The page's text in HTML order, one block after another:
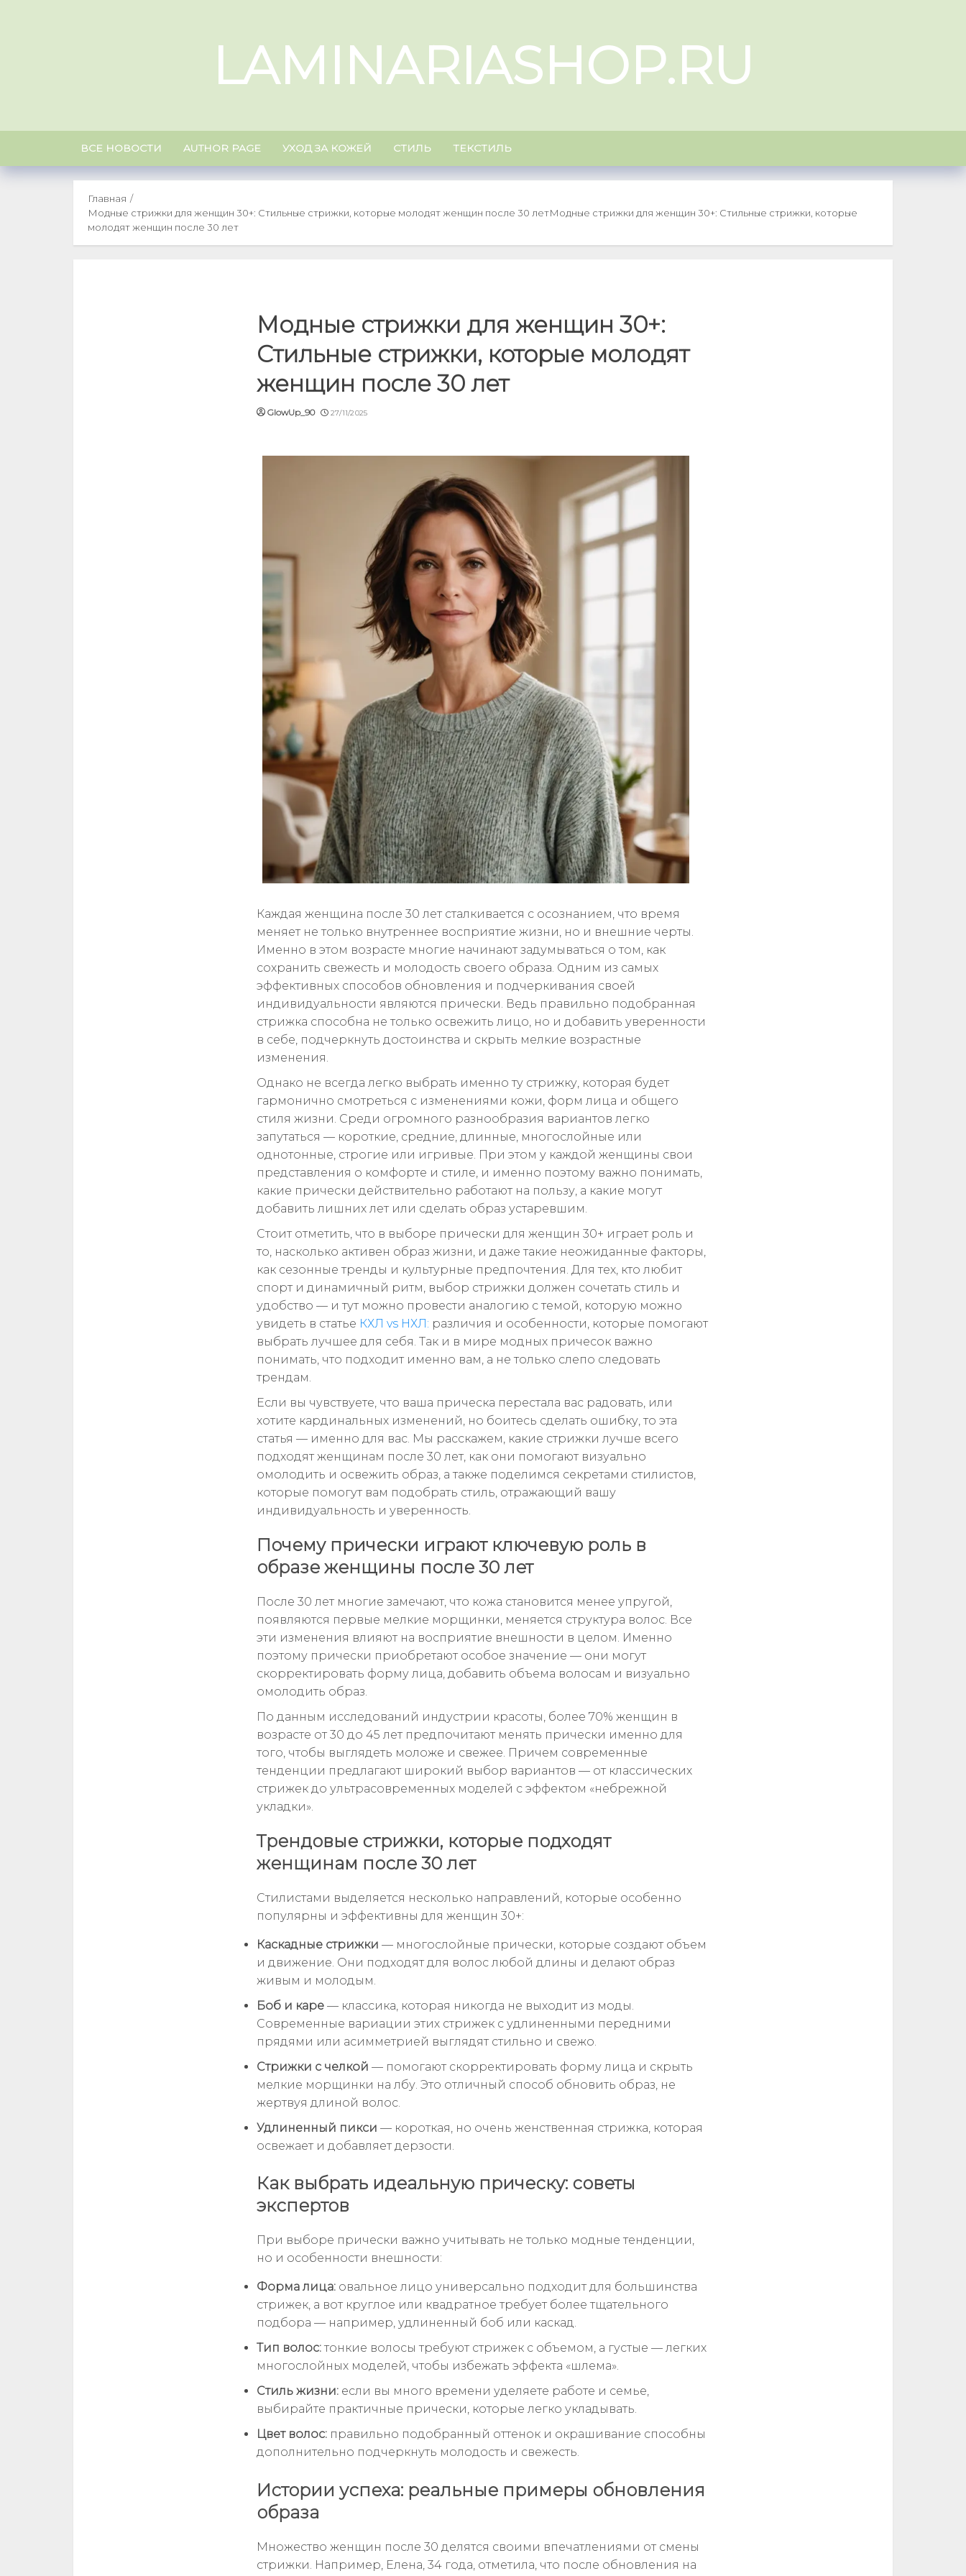
LAMINARIASHOP.RU
ВСЕ НОВОСТИ AUTHOR PAGE УХОД ЗА КОЖЕЙ СТИЛЬ ТЕКСТИЛЬ
Главная
Модные стрижки для женщин 30+: Стильные стрижки, которые молодят женщин после 30 летМодные стрижки для женщин 30+: Стильные стрижки, которые
молодят женщин после 30 лет
Модные стрижки для женщин 30+:
Стильные стрижки, которые молодят
женщин после 30 лет
GlowUp_90 27/11/2025
Каждая женщина после 30 лет сталкивается с осознанием, что время
меняет не только внутреннее восприятие жизни, но и внешние черты.
Именно в этом возрасте многие начинают задумываться о том, как
сохранить свежесть и молодость своего образа. Одним из самых
эффективных способов обновления и подчеркивания своей
индивидуальности являются прически. Ведь правильно подобранная
стрижка способна не только освежить лицо, но и добавить уверенности
в себе, подчеркнуть достоинства и скрыть мелкие возрастные
изменения.
Однако не всегда легко выбрать именно ту стрижку, которая будет
гармонично смотреться с изменениями кожи, форм лица и общего
стиля жизни. Среди огромного разнообразия вариантов легко
запутаться — короткие, средние, длинные, многослойные или
однотонные, строгие или игривые. При этом у каждой женщины свои
представления о комфорте и стиле, и именно поэтому важно понимать,
какие прически действительно работают на пользу, а какие могут
добавить лишних лет или сделать образ устаревшим.
Стоит отметить, что в выборе прически для женщин 30+ играет роль и
то, насколько активен образ жизни, и даже такие неожиданные факторы,
как сезонные тренды и культурные предпочтения. Для тех, кто любит
спорт и динамичный ритм, выбор стрижки должен сочетать стиль и
удобство — и тут можно провести аналогию с темой, которую можно
увидеть в статье КХЛ vs НХЛ: различия и особенности, которые помогают
выбрать лучшее для себя. Так и в мире модных причесок важно
понимать, что подходит именно вам, а не только слепо следовать
трендам.
Если вы чувствуете, что ваша прическа перестала вас радовать, или
хотите кардинальных изменений, но боитесь сделать ошибку, то эта
статья — именно для вас. Мы расскажем, какие стрижки лучше всего
подходят женщинам после 30 лет, как они помогают визуально
омолодить и освежить образ, а также поделимся секретами стилистов,
которые помогут вам подобрать стиль, отражающий вашу
индивидуальность и уверенность.
Почему прически играют ключевую роль в
образе женщины после 30 лет
После 30 лет многие замечают, что кожа становится менее упругой,
появляются первые мелкие морщинки, меняется структура волос. Все
эти изменения влияют на восприятие внешности в целом. Именно
поэтому прически приобретают особое значение — они могут
скорректировать форму лица, добавить объема волосам и визуально
омолодить образ.
По данным исследований индустрии красоты, более 70% женщин в
возрасте от 30 до 45 лет предпочитают менять прически именно для
того, чтобы выглядеть моложе и свежее. Причем современные
тенденции предлагают широкий выбор вариантов — от классических
стрижек до ультрасовременных моделей с эффектом «небрежной
укладки».
Трендовые стрижки, которые подходят
женщинам после 30 лет
Стилистами выделяется несколько направлений, которые особенно
популярны и эффективны для женщин 30+:
Каскадные стрижки — многослойные прически, которые создают объем
и движение. Они подходят для волос любой длины и делают образ
живым и молодым.
Боб и каре — классика, которая никогда не выходит из моды.
Современные вариации этих стрижек с удлиненными передними
прядями или асимметрией выглядят стильно и свежо.
Стрижки с челкой — помогают скорректировать форму лица и скрыть
мелкие морщинки на лбу. Это отличный способ обновить образ, не
жертвуя длиной волос.
Удлиненный пикси — короткая, но очень женственная стрижка, которая
освежает и добавляет дерзости.
Как выбрать идеальную прическу: советы
экспертов
При выборе прически важно учитывать не только модные тенденции,
но и особенности внешности:
Форма лица: овальное лицо универсально подходит для большинства
стрижек, а вот круглое или квадратное требует более тщательного
подбора — например, удлиненный боб или каскад.
Тип волос:тонкие волосы требуют стрижек с объемом, а густые — легких
многослойных моделей, чтобы избежать эффекта «шлема».
Стиль жизни: если вы много времени уделяете работе и семье,
выбирайте практичные прически, которые легко укладывать.
Цвет волос: правильно подобранный оттенок и окрашивание способны
дополнительно подчеркнуть молодость и свежесть.
Истории успеха: реальные примеры обновления
образа
Множество женщин после 30 делятся своими впечатлениями от смены
стрижки. Например, Елена, 34 года, отметила, что после обновления на